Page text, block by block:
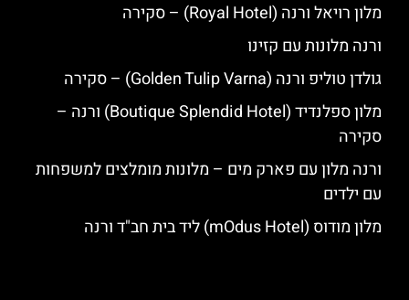
מלון רויאל ורנה (Royal Hotel) – סקירה
ורנה מלונות עם קזינו
גולדן טוליפ ורנה (Golden Tulip Varna) – סקירה
מלון ספלנדיד (Boutique Splendid Hotel) ורנה –
סקירה
ורנה מלון עם פארק מים – מלונות מומלצים למשפחות
עם ילדים
מלון מודוס (mOdus Hotel) ליד בית חב"ד ורנה